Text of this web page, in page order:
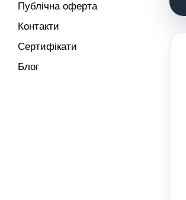
Публічна оферта
Контакти
Сертифікати
Блог